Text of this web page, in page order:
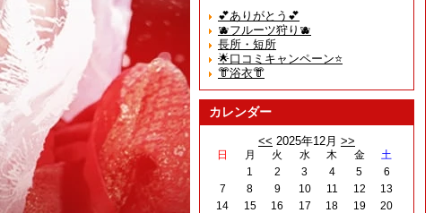
💕ありがとう💕
🫐フルーツ狩り🫐
長所・短所
🌟口コミキャンペーン⭐️
👘浴衣👘
カレンダー
<< 2025年12月 >>
日 月 火 水 木 金
土
1
2 3 4 5
6
7
8 9 10 11 12
13
14
15 16 17 18 19
20